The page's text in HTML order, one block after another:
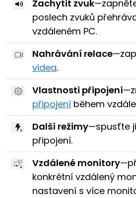
Zachytit zvuk
poslech zvuků
vzdáleném PC.
Nahrávání relace
videa.
Vlastnosti připojení
připojení během
Další režimy—spusťte
připojení.
Vzdálené monitory
konkrétní vzdálený
nastavení s více